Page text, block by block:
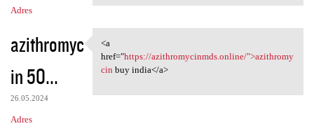
Adres
azithromyc
in 50...
26.05.2024
Adres
<a href="https:/
<a
href="https://azithromycinmds.online/">azithromy
cin buy india</a>